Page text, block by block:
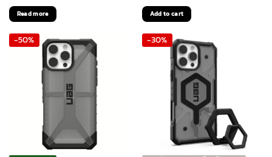
price
was:
1,590 ฿.795 ฿.
Read more
price
was:
1,590 ฿.795 ฿.
Add to cart
-50% -30%